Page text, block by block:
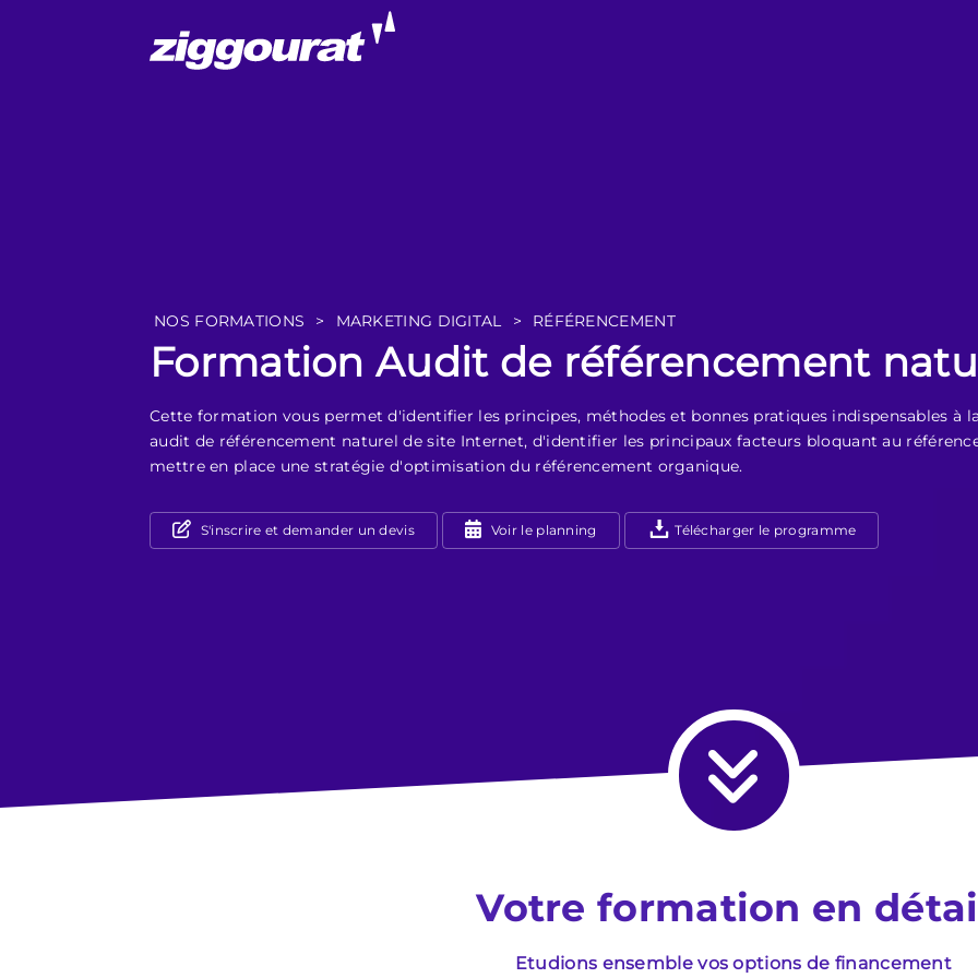
NOS FORMATIONS > MARKETING DIGITAL > RÉFÉRENCEMENT
Formation Audit de référencement
Cette formation vous permet d'identifier les principes, méthodes et bonnes pratiques indispensables à
audit de référencement naturel de site Internet, d'identifier les principaux facteurs bloquant au
mettre en place une stratégie d'optimisation du référencement organique.
S'inscrire et demander un devis Voir le planning Télécharger le programme
Votre formation en
Etudions ensemble vos options de financement